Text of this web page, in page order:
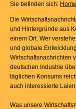
Sie befinden sich: Home
Die
und Hintergründe aus
einem Ort. Wer
und globale
Wirtschaftsnachrichten
deutschen Industrie
täglichen Konsums
auch interessierte
Was unsere